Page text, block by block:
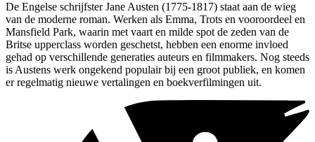
De Engelse schrijfster Jane Austen (1775-1817) staat aan de wieg
van de moderne roman. Werken als Emma, Trots en vooroordeel en
Mansfield Park, waarin met vaart en milde spot de zeden van de
Britse upperclass worden geschetst, hebben een enorme invloed
gehad op verschillende generaties auteurs en filmmakers. Nog steeds
is Austens werk ongekend populair bij een groot publiek, en komen
er regelmatig nieuwe vertalingen en boekverfilmingen uit.